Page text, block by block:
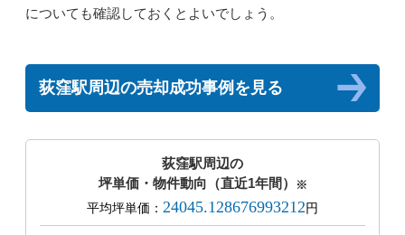
についても確認しておくとよいでしょう。
荻窪駅周辺の売却成功事例を見る
荻窪駅周辺の
坪単価・物件動向（直近1年間）
※
平均坪単価： 24045.128676993212円